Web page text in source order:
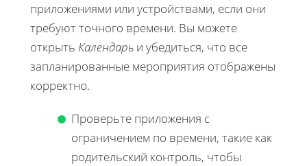
приложениями или устройствами, если они
требуют точного времени. Вы можете
открыть Календарь и убедиться, что все
запланированные мероприятия отображены
корректно.
Проверьте приложения с
ограничением по времени, такие как
родительский контроль, чтобы